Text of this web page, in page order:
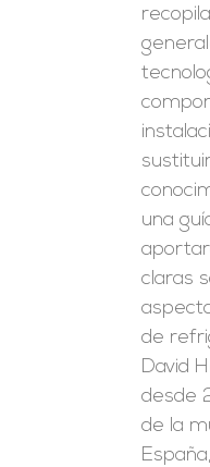
una
claras
de
David
desde
de la